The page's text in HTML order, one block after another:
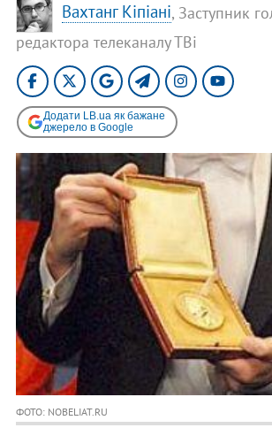
Вахтанг Кіпіані, Заступник
редактора телеканалу ТВі
Додати LB.ua як бажане
джерело в Google
ФОТО: NOBELIAT.RU